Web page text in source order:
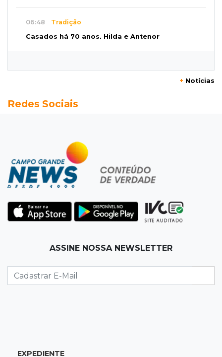
06:48 Tradição
Casados há 70 anos, Hilda e Antenor
em acidente na BR-262
Com modão e clima country, Av Tamandaré
ganha novo point sertanejo
06:18121
bairro onde sossego virou saudade
MS começa a semana com calor de até 37°C e
+ Notícias
Redes Sociais
ASSINE NOSSA NEWSLETTER
EXPEDIENTE